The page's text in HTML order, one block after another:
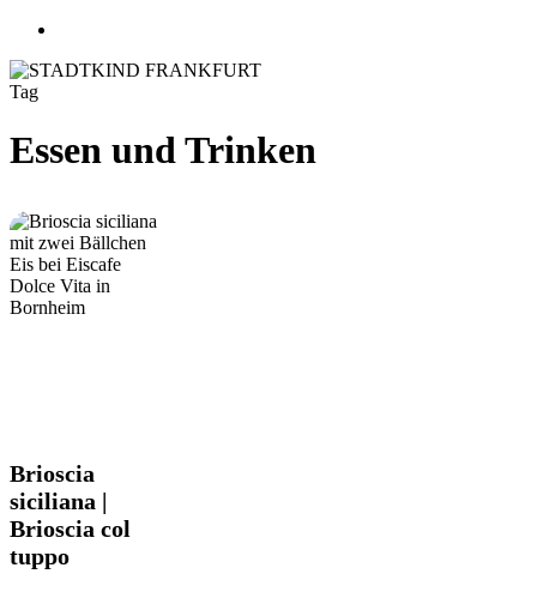
Tag
Essen und Trinken
Brioscia
siciliana
|
Brioscia
col
Brioscia
siciliana |
Brioscia col
tuppo